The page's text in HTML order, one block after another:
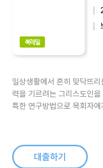
북레일
일상생활에서 흔히 맞닥뜨
력을 기르려는 그리스도인을
특한 연구방법으로 목회자
대출하기